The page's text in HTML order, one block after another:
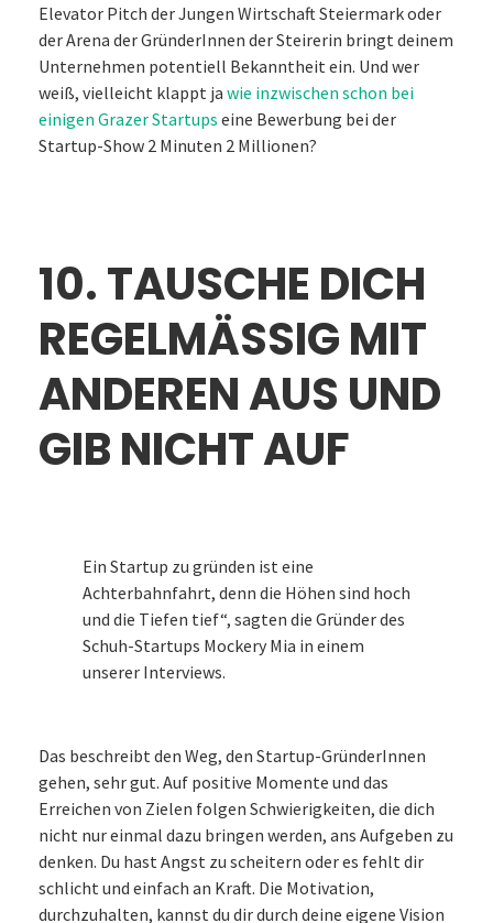
Elevator Pitch der Jungen Wirtschaft Steiermark oder
der Arena der GründerInnen der Steirerin bringt deinem
Unternehmen potentiell Bekanntheit ein. Und wer
weiß, vielleicht klappt ja wie inzwischen schon bei
einigen Grazer Startups eine Bewerbung bei der
Startup-Show 2 Minuten 2 Millionen?
10. TAUSCHE DICH
REGELMÄSSIG MIT A
NDEREN AUS UND G
IB NICHT AUF
Ein Startup zu gründen ist eine
Achterbahnfahrt, denn die Höhen sind hoch
und die Tiefen tief“, sagten die Gründer des
Schuh-Startups Mockery Mia in einem
unserer Interviews.
Das beschreibt den Weg, den Startup-GründerInnen
gehen, sehr gut. Auf positive Momente und das
Erreichen von Zielen folgen Schwierigkeiten, die dich
nicht nur einmal dazu bringen werden, ans Aufgeben zu
denken. Du hast Angst zu scheitern oder es fehlt dir
schlicht und einfach an Kraft. Die Motivation,
durchzuhalten, kannst du dir durch deine eigene Vision